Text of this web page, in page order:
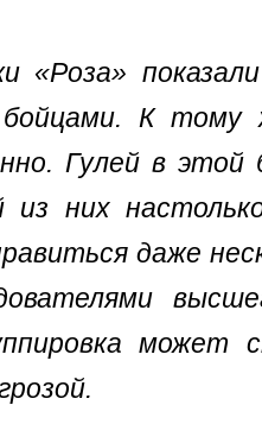
«Роза»
бойцами. К тому
Гулей в этой
из них
даже
может